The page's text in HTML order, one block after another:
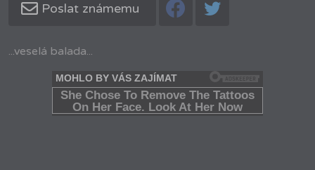
Poslat známemu
...veselá balada...